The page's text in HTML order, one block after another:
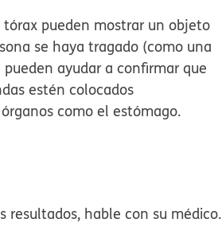
tórax pueden mostrar un objeto
se haya tragado (como una
ayudar a confirmar que
estén colocados
como el estómago.
resultados, hable con su médico.